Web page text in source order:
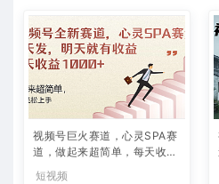
视频号巨火赛道，心灵SPA赛
道，做起来超简单，每天收益
800+
短视频